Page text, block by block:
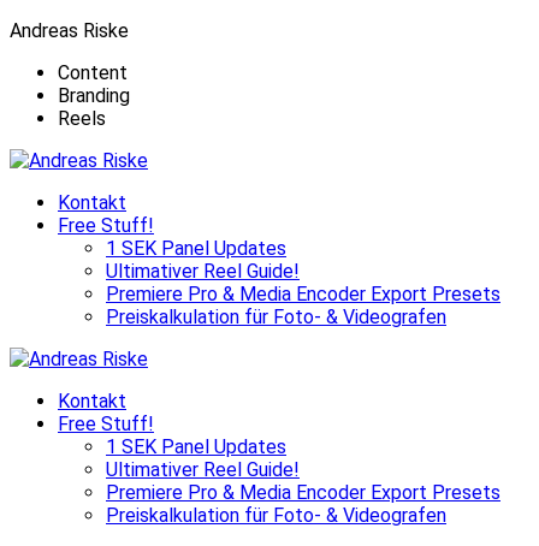
Andreas Riske
Content
Branding
Reels
Kontakt
Free Stuff!
1 SEK Panel Updates
Ultimativer Reel Guide!
Premiere Pro & Media Encoder Export Presets
Preiskalkulation für Foto- & Videografen
Kontakt
Free Stuff!
1 SEK Panel Updates
Ultimativer Reel Guide!
Premiere Pro & Media Encoder Export Presets
Preiskalkulation für Foto- & Videografen